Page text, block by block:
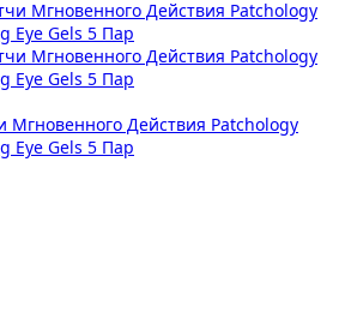
Мгновенного Действия Patchology
Eye Gels 5 Пар